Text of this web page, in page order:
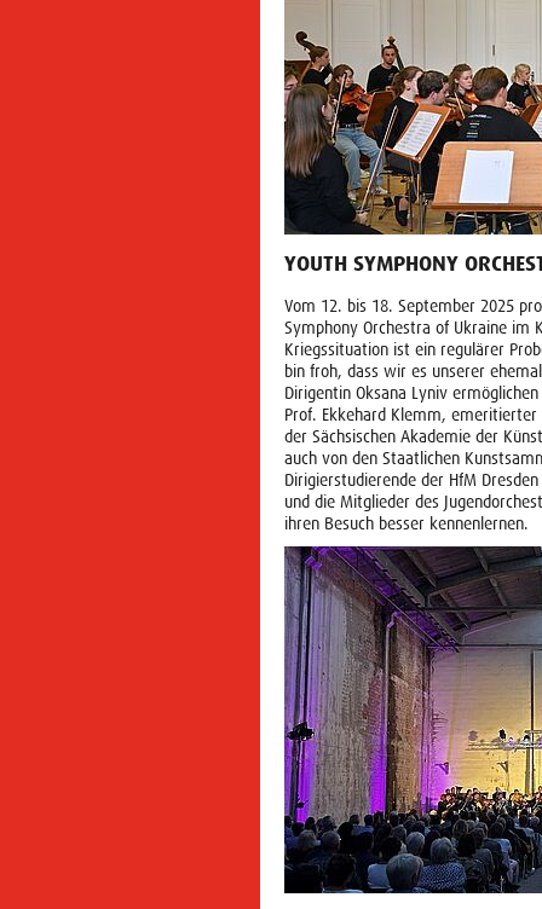
YOUTH SYMPHONY
Vom 12. bis 18. September 2025
Symphony Orchestra of Ukraine im
Kriegssituation ist ein regulärer
bin froh, dass wir es unserer
Dirigentin Oksana Lyniv
Prof. Ekkehard Klemm, emeritierter
der Sächsischen Akademie der
auch von den Staatlichen
Dirigierstudierende der HfM
und die Mitglieder des
ihren Besuch besser kennenlernen.